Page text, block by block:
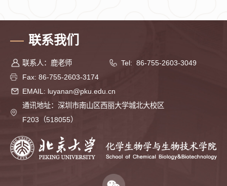
联系我们
联系人：鹿老师
Tel: 86-755-2603-3049
Fax: 86-755-2603-3174
EMAIL: luyanan@pku.edu.cn
通讯地址：深圳市南山区西丽大学城北大校区
F203（518055）